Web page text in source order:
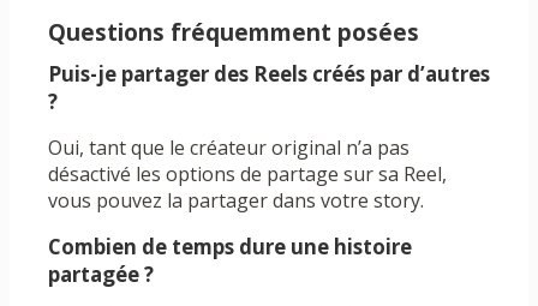
Questions fréquemment posées
Puis-je partager des Reels créés par d’autres
?
Oui, tant que le créateur original n’a pas
désactivé les options de partage sur sa Reel,
vous pouvez la partager dans votre story.
Combien de temps dure une histoire
partagée ?